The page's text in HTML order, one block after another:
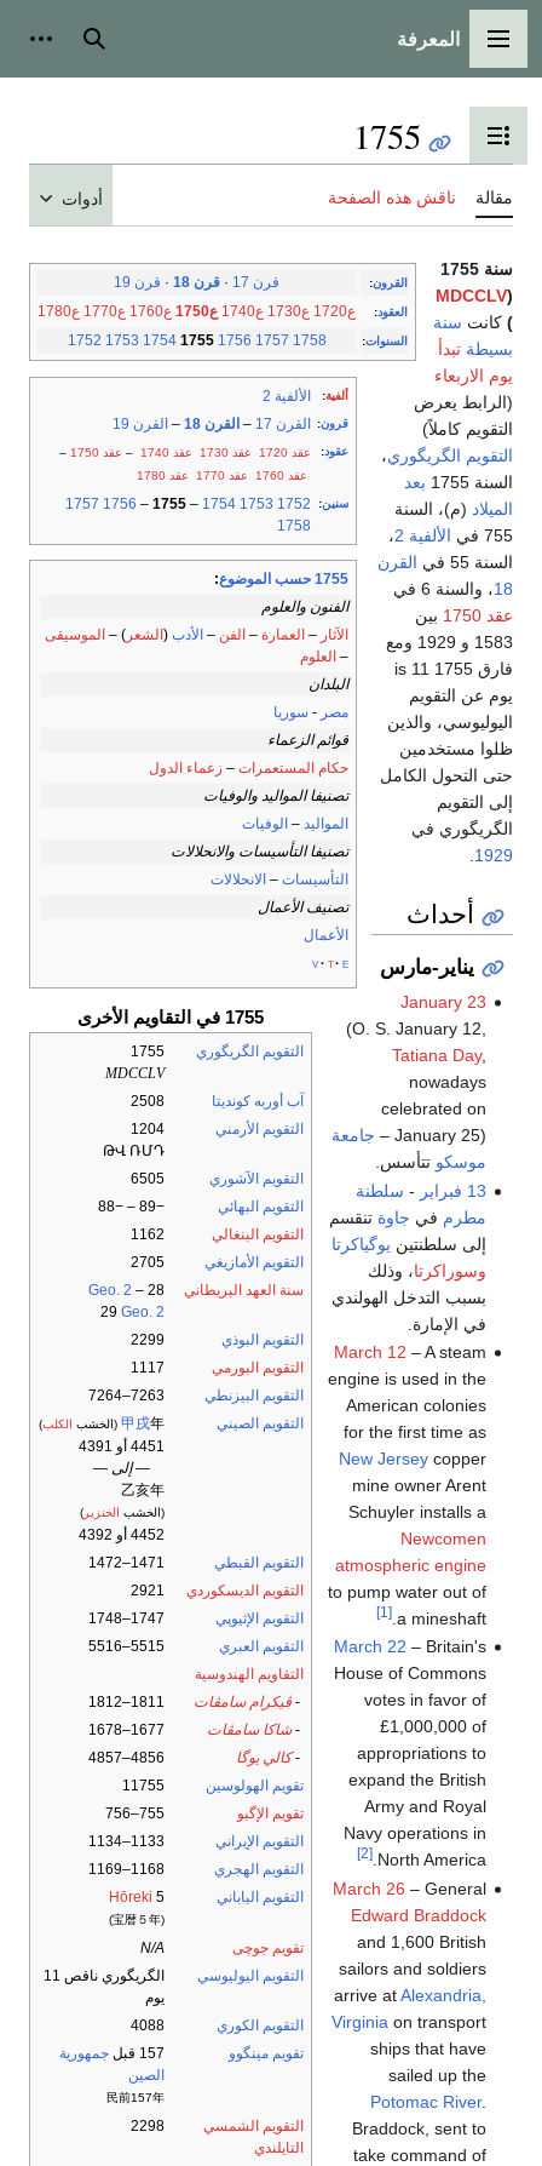
القائمة الرئيسية
المعرفة بحث
تبديل عرض جدول المحتويات
1755
مقالة ناقش هذه الصفحة أدوات
القرون: قرن 17 · قرن 18 · قرن 19
العقود: ع1720 ع1730 ع1740 ع1750 ع1760 ع1770 ع1780
السنوات:
1752 1753 1754 1755 1756 1757 1758
ألفية: الألفية 2
قرون: القرن 17 – القرن 18 – القرن 19
عقود: عقد 1720 عقد 1730 عقد 1740 – عقد 1750
–
عقد 1760
عقد 1770 عقد 1780
سنين:
1752
1753
1754
–
1755
–
1756
1757
1758
1755 حسب الموضوع
:
الفنون والعلوم
الآثار – العمارة – الفن – الأدب (الشعر ) – الموسيقى
– العلوم
البلدان
مصر - سوريا
قوائم الزعماء
حكام المستعمرات – زعماء الدول
تصنيفا المواليد والوفيات
المواليد – الوفيات
تصنيفا التأسيسات والانحلالات
التأسيسات – الانحلالات
تصنيف الأعمال
الأعمال
v t e
1755 في التقاويم الأخرى
التقويم الگريگوري
1755
MDCCLV
آب أوربه كونديتا
2508
التقويم الأرمني
1204
ԹՎ ՌՄԴ
التقويم الآشوري
6505
التقويم البهائي
−89 – −88
التقويم البنغالي
1162
التقويم الأمازيغي
2705
سنة العهد البريطاني
28
Geo. 2 –
29 Geo. 2
التقويم البوذي
2299
التقويم البورمي
1117
التقويم البيزنطي
7263–7264
التقويم الصيني
甲戌年 (الخشب الكلب)
4451 أو 4391
— إلى —
乙亥年
(الخشب الخنزير )
4452 أو 4392
التقويم القبطي
1471–1472
التقويم الديسكوردي
2921
التقويم الإثيوپي
1747–1748
التقويم العبري
5515–5516
التقاويم الهندوسية
- ڤيكرام سامڤات
1811–1812
-شاكا سامڤات
1677–1678
-كالي يوگا
4856–4857
تقويم الهولوسين
11755
تقويم الإگبو
755–756
التقويم الإيراني
1133–1134
التقويم الهجري
1168–1169
التقويم الياباني
Hōreki 5
(宝暦５年)
تقويم جوچى
N/A
التقويم اليوليوسي
الگريگوري ناقص 11
يوم
التقويم الكوري
4088
تقويم مينگوو
157 قبل
جمهورية
الصين
民前157年
التقويم الشمسي
التايلندي
2298
سنة 1755
(
MDCCLV
) كانت سنة
بسيطة تبدأ
يوم الاربعاء
(الرابط يعرض
التقويم كاملاً)
التقويم الگريگوري،
السنة 1755
بعد
الميلاد (م)، السنة
755 في
الألفية 2
،
السنة 55 في
القرن
18، والسنة 6 في
عقد 1750
بين
1583 و 1929 ومع
فارق 1755 is 11
يوم عن التقويم
اليوليوسي، والذين
ظلوا مستخدمين
حتى التحول الكامل
إلى التقويم
الگريگوري في
1929
أحداث
يناير-مارس
January 23
(O. S. January 12,
Tatiana Day,
nowadays
celebrated on
January 25) –
جامعة
موسكو تتأسس.
13 فبراير
- سلطنة
مطرم في جاوة تنقسم
إلى سلطنتين يوگياكرتا
وسوراكرتا، وذلك
بسبب التدخل الهولندي
في الإمارة.
March 12 – A steam
engine is used in the
American colonies
for the first time as
New Jerseycopper
mine owner Arent
Schuyler installs a
Newcomen
atmospheric engine
to pump water out of
a mineshaft.
[1]
March 22 – Britain's
House of Commons
votes in favor of
£1,000,000 of
appropriations to
expand the British
Army and Royal
Navy operations in
North America.
[2]
March 26 – General
Edward Braddock
and 1,600 British
sailors and soldiers
arrive atAlexandria,
Virginia on transport
ships that have
sailed up the
Potomac River.
Braddock, sent to
take command of